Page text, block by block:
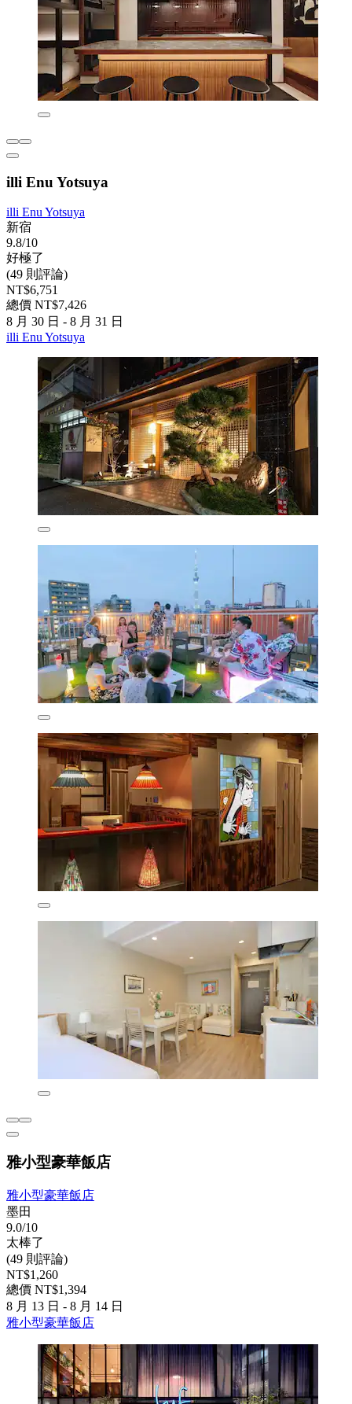
illi Enu Yotsuya
illi Enu Yotsuya
新宿
9.8/10
好極了
(49 則評論)
NT$6,751
總價 NT$7,426
8 月 30 日 - 8 月 31 日
illi Enu Yotsuya
雅小型豪華飯店
雅小型豪華飯店
墨田
9.0/10
太棒了
(49 則評論)
NT$1,260
總價 NT$1,394
8 月 13 日 - 8 月 14 日
雅小型豪華飯店